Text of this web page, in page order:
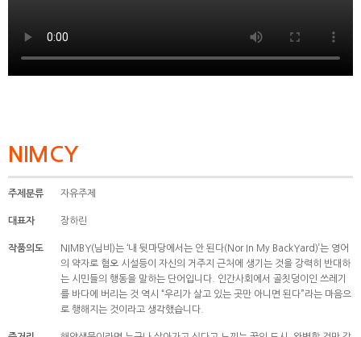
NIMCY
주제분류 자유주제
대표자 장하린
작품의도
NIMBY(님비)는 ‘내 뒷마당에서는 안 된다(Nor In My BackYard)’는 영어
의 약자로 혐오 시설등이 자신의 거주지 근처에 생기는 것을 강력히 반대하
는 시민들의 행동을 말하는 단어입니다. 인간사회에서 골칫덩이인 쓰레기
를 바다에 버리는 것 역시 “우리가 살고 있는 곳만 아니면 된다”라는 마음으
로 행해지는 것이라고 생각했습니다.